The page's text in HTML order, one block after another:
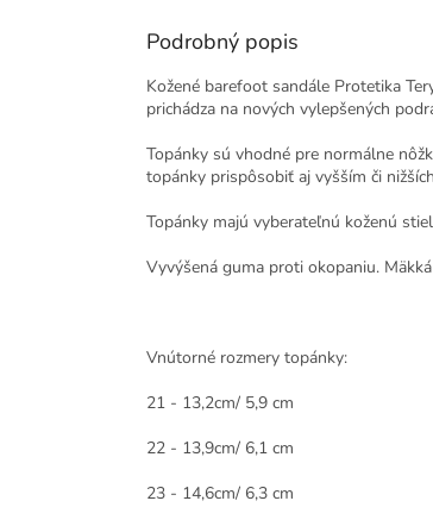
Podrobný popis
Kožené barefoot sandále Protetika
prichádza na nových vylepšených
Topánky sú vhodné pre normálne
topánky prispôsobiť aj vyšším či
Topánky majú vyberateľnú koženú
Vyvýšená guma proti okopaniu.
Vnútorné rozmery topánky:
21 - 13,2cm/ 5,9 cm
22 - 13,9cm/ 6,1 cm
23 - 14,6cm/ 6,3 cm